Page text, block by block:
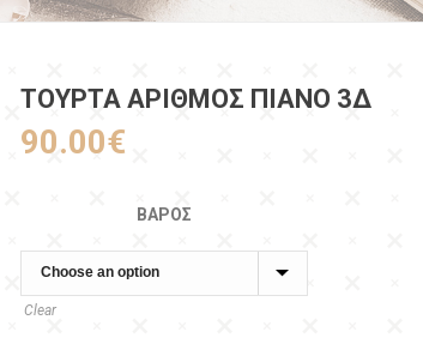
ΤΟΥΡΤΑ ΑΡΙΘΜΟΣ ΠΙΑΝΟ 3Δ
90.00€
ΒΆΡΟΣ
Clear